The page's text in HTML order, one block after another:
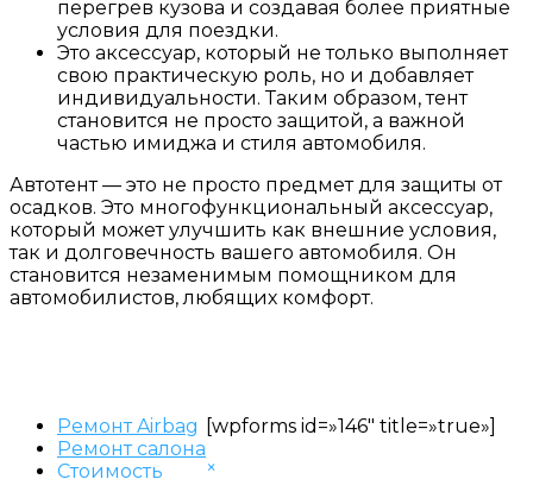
перегрев кузова и создавая более приятные
условия для поездки.
Это аксессуар, который не только выполняет
свою практическую роль, но и добавляет
индивидуальности. Таким образом, тент
становится не просто защитой, а важной
частью имиджа и стиля автомобиля.
Автотент — это не просто предмет для защиты от
осадков. Это многофункциональный аксессуар,
который может улучшить как внешние условия,
так и долговечность вашего автомобиля. Он
становится незаменимым помощником для
автомобилистов, любящих комфорт.
Ремонт Airbag
Ремонт салона
Стоимость
[wpforms id=»146″ title=»true»]
×